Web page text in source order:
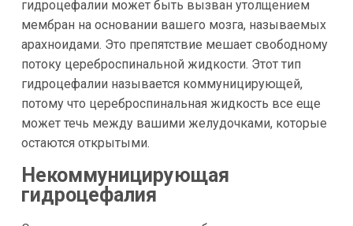
гидроцефалии может быть вызван утолщением
мембран на основании вашего мозга, называемых
арахноидами. Это препятствие мешает свободному
потоку цереброспинальной жидкости. Этот тип
гидроцефалии называется коммуницирующей,
потому что цереброспинальная жидкость все еще
может течь между вашими желудочками, которые
остаются открытыми.
Некоммуницирующая
гидроцефалия